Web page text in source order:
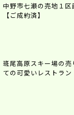
中野市七瀬の売地１区
【ご成約済】
斑尾高原スキー場の
ての可愛いレストラン